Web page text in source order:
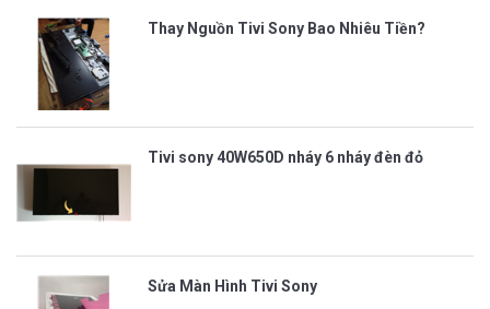
Thay Nguồn Tivi Sony Bao Nhiêu Tiền?
Tivi sony 40W650D nháy 6 nháy đèn đỏ
Sửa Màn Hình Tivi Sony